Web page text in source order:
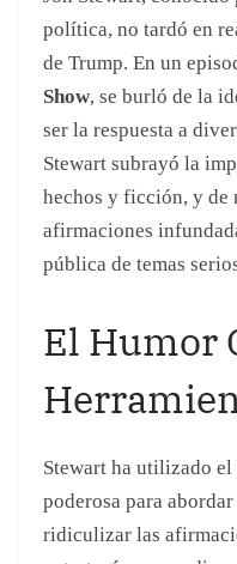
pública de temas
El Humor
sobre la importancia
evidencia y no en
especialmente en un
algunos pacientes.